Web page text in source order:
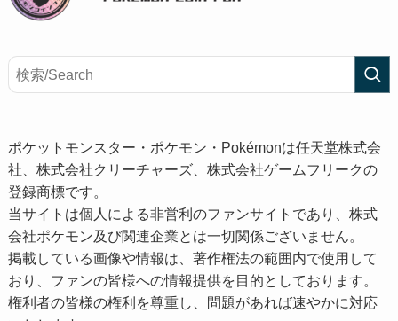
ポケットモンスター・ポケモン・Pokémonは任天堂株式会
社、株式会社クリーチャーズ、株式会社ゲームフリークの
登録商標です。
当サイトは個人による非営利のファンサイトであり、株式
会社ポケモン及び関連企業とは一切関係ございません。
掲載している画像や情報は、著作権法の範囲内で使用して
おり、ファンの皆様への情報提供を目的としております。
権利者の皆様の権利を尊重し、問題があれば速やかに対応